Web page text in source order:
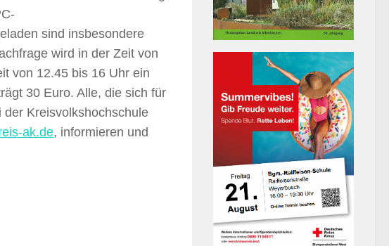
sind insbesondere
wird in der Zeit von
von 12.45 bis 16 Uhr ein
30 Euro. Alle, die sich für
Kreisvolkshochschule
ak.de, informieren und